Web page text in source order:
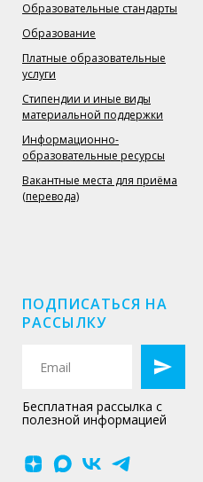
Образовательные стандарты
Образование
Платные образовательные
услуги
Стипендии и иные виды
материальной поддержки
Информационно-
образовательные ресурсы
Вакантные места для приёма
(перевода)
ПОДПИСАТЬСЯ НА
РАССЫЛКУ
Бесплатная рассылка с
полезной информацией